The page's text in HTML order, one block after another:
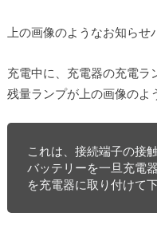
上の画像のようなお知らせ
充電中に、充電器の充電ラ
残量ランプが上の画像のよ
これは、接続端子の接
バッテリーを一旦充電
を充電器に取り付けて